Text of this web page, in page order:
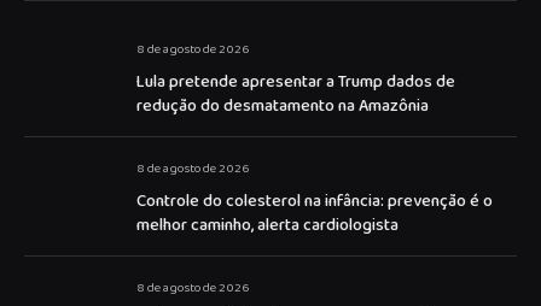
8 de agosto de 2026
Lula pretende apresentar a Trump dados de
redução do desmatamento na Amazônia
8 de agosto de 2026
Controle do colesterol na infância: prevenção é o
melhor caminho, alerta cardiologista
8 de agosto de 2026